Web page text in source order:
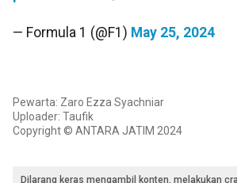
— Formula 1 (@F1) May 25, 2024
Pewarta: Zaro Ezza Syachniar
Uploader: Taufik
Copyright © ANTARA JATIM 2024
Dilarang keras mengambil konten, melakukan